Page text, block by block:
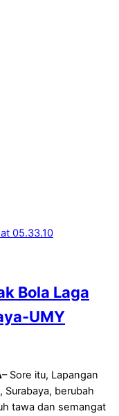
Bola Laga
UMY
– Sore itu, Lapangan
Surabaya, berubah
tawa dan semangat